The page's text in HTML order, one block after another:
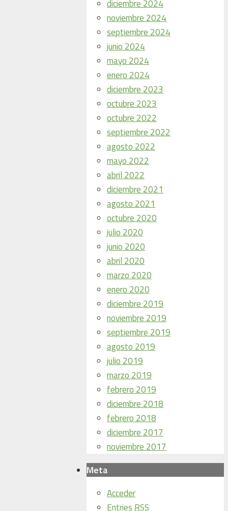
diciembre 2024
noviembre 2024
septiembre 2024
junio 2024
mayo 2024
enero 2024
diciembre 2023
octubre 2023
octubre 2022
septiembre 2022
agosto 2022
mayo 2022
abril 2022
diciembre 2021
agosto 2021
octubre 2020
julio 2020
junio 2020
abril 2020
marzo 2020
enero 2020
diciembre 2019
noviembre 2019
septiembre 2019
agosto 2019
julio 2019
marzo 2019
febrero 2019
diciembre 2018
febrero 2018
diciembre 2017
noviembre 2017
Meta
Acceder
EntriesRSS